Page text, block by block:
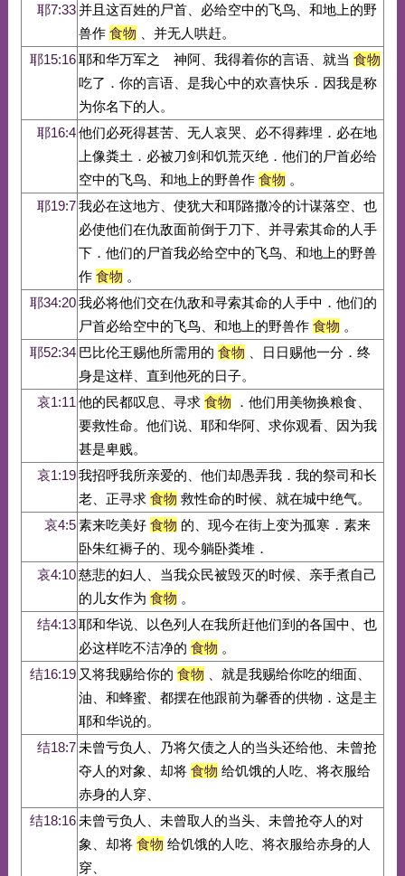
耶7:33并且这百姓的尸首、必给空中的飞鸟、和地上的野
兽作 食物 、并无人哄赶。
耶15:16耶和华万军之 神阿、我得着你的言语、就当 食物
吃了．你的言语、是我心中的欢喜快乐．因我是称
为你名下的人。
耶16:4他们必死得甚苦、无人哀哭、必不得葬埋．必在地
上像粪土．必被刀剑和饥荒灭绝．他们的尸首必给
空中的飞鸟、和地上的野兽作 食物 。
耶19:7我必在这地方、使犹大和耶路撒冷的计谋落空、也
必使他们在仇敌面前倒于刀下、并寻索其命的人手
下．他们的尸首我必给空中的飞鸟、和地上的野兽
作 食物 。
耶34:20我必将他们交在仇敌和寻索其命的人手中．他们的
尸首必给空中的飞鸟、和地上的野兽作 食物 。
耶52:34 巴比伦王赐他所需用的 食物 、日日赐他一分．终
身是这样、直到他死的日子。
哀1:11 他的民都叹息、寻求 食物 ．他们用美物换粮食、
要救性命。他们说、耶和华阿、求你观看、因为我
甚是卑贱。
哀1:19我招呼我所亲爱的、他们却愚弄我．我的祭司和长
老、正寻求 食物 救性命的时候、就在城中绝气。
哀4:5素来吃美好 食物 的、现今在街上变为孤寒．素来
卧朱红褥子的、现今躺卧粪堆．
哀4:10慈悲的妇人、当我众民被毁灭的时候、亲手煮自己
的儿女作为 食物 。
结4:13耶和华说、以色列人在我所赶他们到的各国中、也
必这样吃不洁净的 食物 。
结16:19 又将我赐给你的 食物 、就是我赐给你吃的细面、
油、和蜂蜜、都摆在他跟前为馨香的供物．这是主
耶和华说的。
结18:7未曾亏负人、乃将欠债之人的当头还给他、未曾抢
夺人的对象、却将 食物 给饥饿的人吃、将衣服给
赤身的人穿、
结18:16未曾亏负人、未曾取人的当头、未曾抢夺人的对
象、却将 食物 给饥饿的人吃、将衣服给赤身的人
穿、